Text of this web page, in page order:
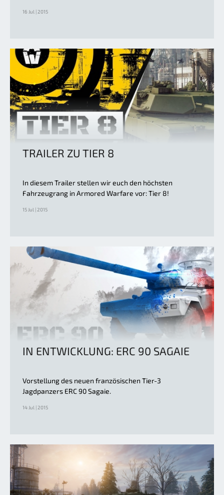
16 Jul | 2015
TRAILER ZU TIER 8
In diesem Trailer stellen wir euch den höchsten
Fahrzeugrang in Armored Warfare vor: Tier 8!
15 Jul | 2015
IN ENTWICKLUNG: ERC 90 SAGAIE
Vorstellung des neuen französischen Tier-3
Jagdpanzers ERC 90 Sagaie.
14 Jul | 2015